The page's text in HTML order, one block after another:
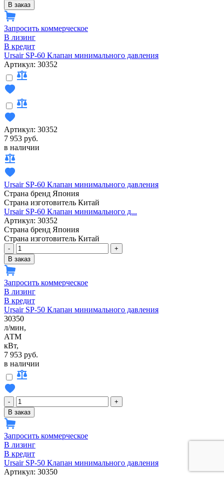
В заказ
Запросить коммерческое
В лизинг
В кредит
Ursair SP-60 Клапан минимального давления
Артикул: 30352
Артикул: 30352
7 953 руб.
в наличии
Ursair SP-60 Клапан минимального давления
Страна бренд Япония
Страна изготовитель Китай
Ursair SP-60 Клапан минимального д...
Артикул: 30352
Страна бренд Япония
Страна изготовитель Китай
-
+
В заказ
Запросить коммерческое
В лизинг
В кредит
Ursair SP-50 Клапан минимального давления
30350
л/мин,
АТМ
кВт,
7 953 руб.
в наличии
-
+
В заказ
Запросить коммерческое
В лизинг
В кредит
Ursair SP-50 Клапан минимального давления
Артикул: 30350